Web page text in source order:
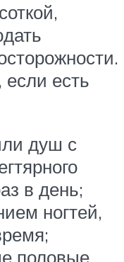
если есть
душ с
в день;
ногтей,
половые